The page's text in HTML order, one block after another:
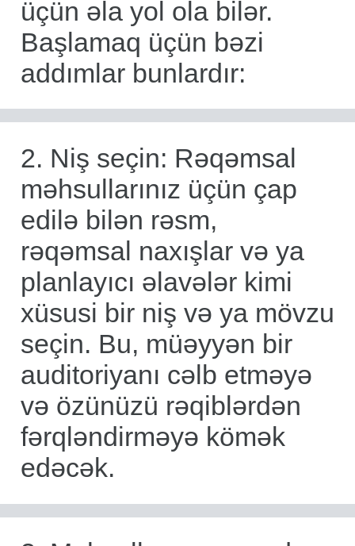
üçün əla yol ola bilər.
Başlamaq üçün bəzi
addımlar bunlardır:
2. Niş seçin: Rəqəmsal
məhsullarınız üçün çap
edilə bilən rəsm,
rəqəmsal naxışlar və ya
planlayıcı əlavələr kimi
xüsusi bir niş və ya mövzu
seçin. Bu, müəyyən bir
auditoriyanı cəlb etməyə
və özünüzü rəqiblərdən
fərqləndirməyə kömək
edəcək.